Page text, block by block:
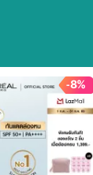
-8%